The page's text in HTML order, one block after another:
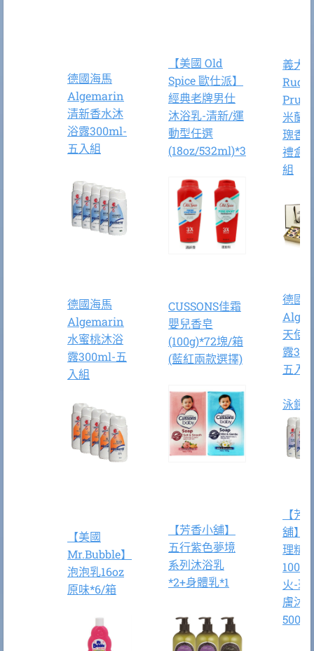
德國海馬
Algemarin
清新香水沐
浴露300ml-
五入組
【美國 Old
Spice 歐仕派】
經典老牌男仕
沐浴乳-清新/運
動型任選
(18oz/532ml)*3
義大
Rudy
米蘭
瑰香
禮盒
組
德國海馬
Algemarin
水蜜桃沐浴
露300ml-五
入組
CUSSONS佳霜
嬰兒香皂
(100g)*72塊/箱
(藍紅兩款選擇)
德國
天使
露
五入
泳鏡
【美國
Mr.Bubble】
泡泡乳16oz
原味*6/箱
【芳香小舖】
五行紫色夢境
系列沐浴乳
*2+身體乳*1
【芳
舖】
理精
火-玫
膚沐